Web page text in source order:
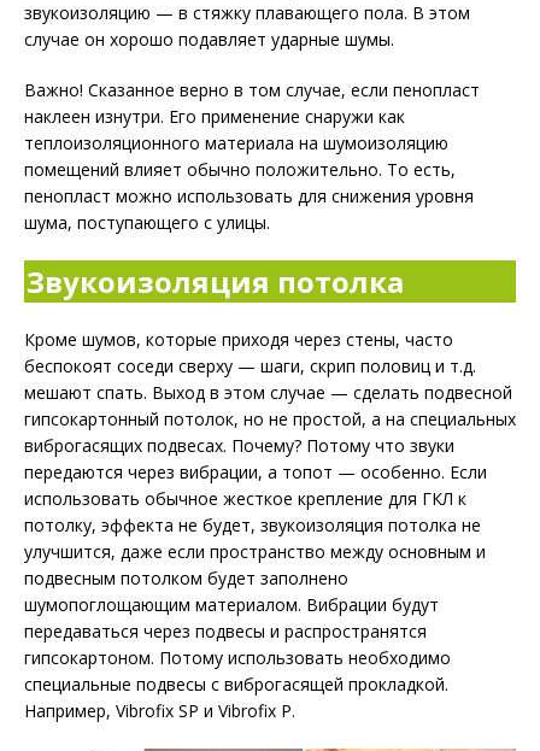
звукоизоляцию — в стяжку плавающего пола. В этом
случае он хорошо подавляет ударные шумы.
Важно! Сказанное верно в том случае, если пенопласт
наклеен изнутри. Его применение снаружи как
теплоизоляционного материала на шумоизоляцию
помещений влияет обычно положительно. То есть,
пенопласт можно использовать для снижения уровня
шума, поступающего с улицы.
Звукоизоляция потолка
Кроме шумов, которые приходя через стены, часто
беспокоят соседи сверху — шаги, скрип половиц и т.д.
мешают спать. Выход в этом случае — сделать подвесной
гипсокартонный потолок, но не простой, а на специальных
виброгасящих подвесах. Почему? Потому что звуки
передаются через вибрации, а топот — особенно. Если
использовать обычное жесткое крепление для ГКЛ к
потолку, эффекта не будет, звукоизоляция потолка не
улучшится, даже если пространство между основным и
подвесным потолком будет заполнено
шумопоглощающим материалом. Вибрации будут
передаваться через подвесы и распространятся
гипсокартоном. Потому использовать необходимо
специальные подвесы с виброгасящей прокладкой.
Например, Vibrofix SP и Vibrofix P.